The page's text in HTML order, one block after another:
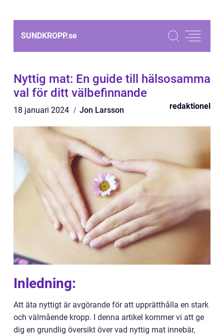
SUNDKROPP.se
Nyttig mat: En guide till hälsosamma
val för ditt välbefinnande
18 januari 2024 Jon Larsson redaktionel
Inledning:
Att äta nyttigt är avgörande för att upprätthålla en stark
och välmående kropp. I denna artikel kommer vi att ge
dig en grundlig översikt över vad nyttig mat innebär,